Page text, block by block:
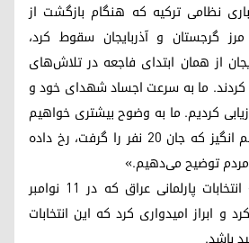
نظامی ترکیه که هنگام بازگشت از
مرز گرجستان و آذربایجان سقوط کرد،
از همان ابتدای فاجعه در تلاش‌های
ما به سرعت اجساد شهدای خود و
کردیم. ما به وضوح بیشتری خواهیم
دید که چرا این حادثه غم انگیز که جان ۲۰ نفر را گرفت، رخ داده
توضیح می‌دهیم.»
اردوغان از پایان «آرام» انتخابات پارلمانی عراق که در ۱۱ نوامبر
و ابراز امیدواری کرد که این انتخابات